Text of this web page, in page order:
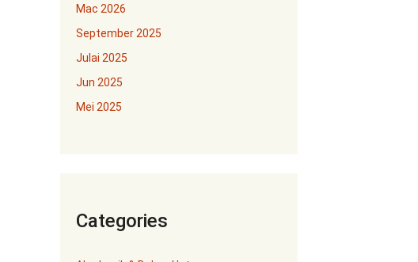
Mac 2026
September 2025
Julai 2025
Jun 2025
Mei 2025
Categories